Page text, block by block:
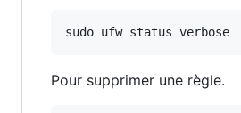
sudo ufw status verbose
Pour supprimer une règle.